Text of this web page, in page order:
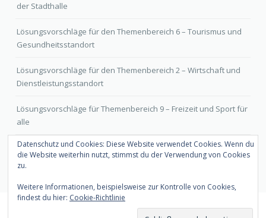
der Stadthalle
Lösungsvorschläge für den Themenbereich 6 – Tourismus und
Gesundheitsstandort
Lösungsvorschläge für den Themenbereich 2 – Wirtschaft und
Dienstleistungsstandort
Lösungsvorschläge für Themenbereich 9 – Freizeit und Sport für
alle
Datenschutz und Cookies: Diese Website verwendet Cookies. Wenn du
die Website weiterhin nutzt, stimmst du der Verwendung von Cookies
zu.
Weitere Informationen, beispielsweise zur Kontrolle von Cookies,
findest du hier: Cookie-Richtlinie